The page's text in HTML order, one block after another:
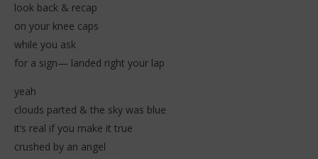
look back & recap
on your knee caps
while you ask
for a sign— landed right your lap
yeah
clouds parted & the sky was blue
it’s real if you make it true
crushed by an angel